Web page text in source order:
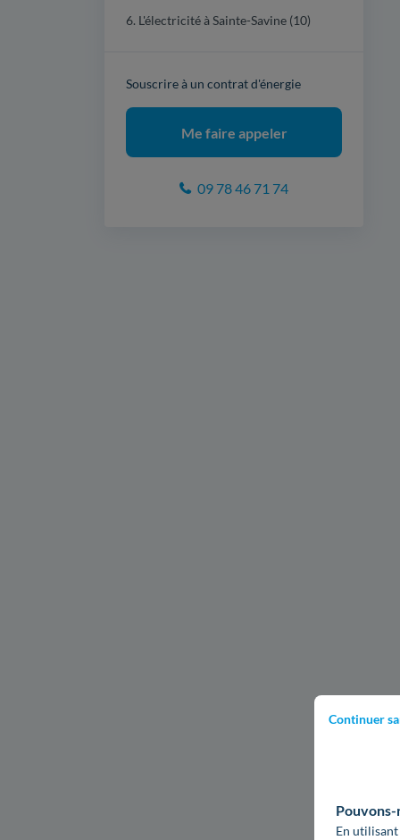
Continuer
Pouvons-
En
6. L'électricité à Sainte-Savine (10)
Souscrire à un contrat d'énergie
Me faire appeler
09 78 46 71 74